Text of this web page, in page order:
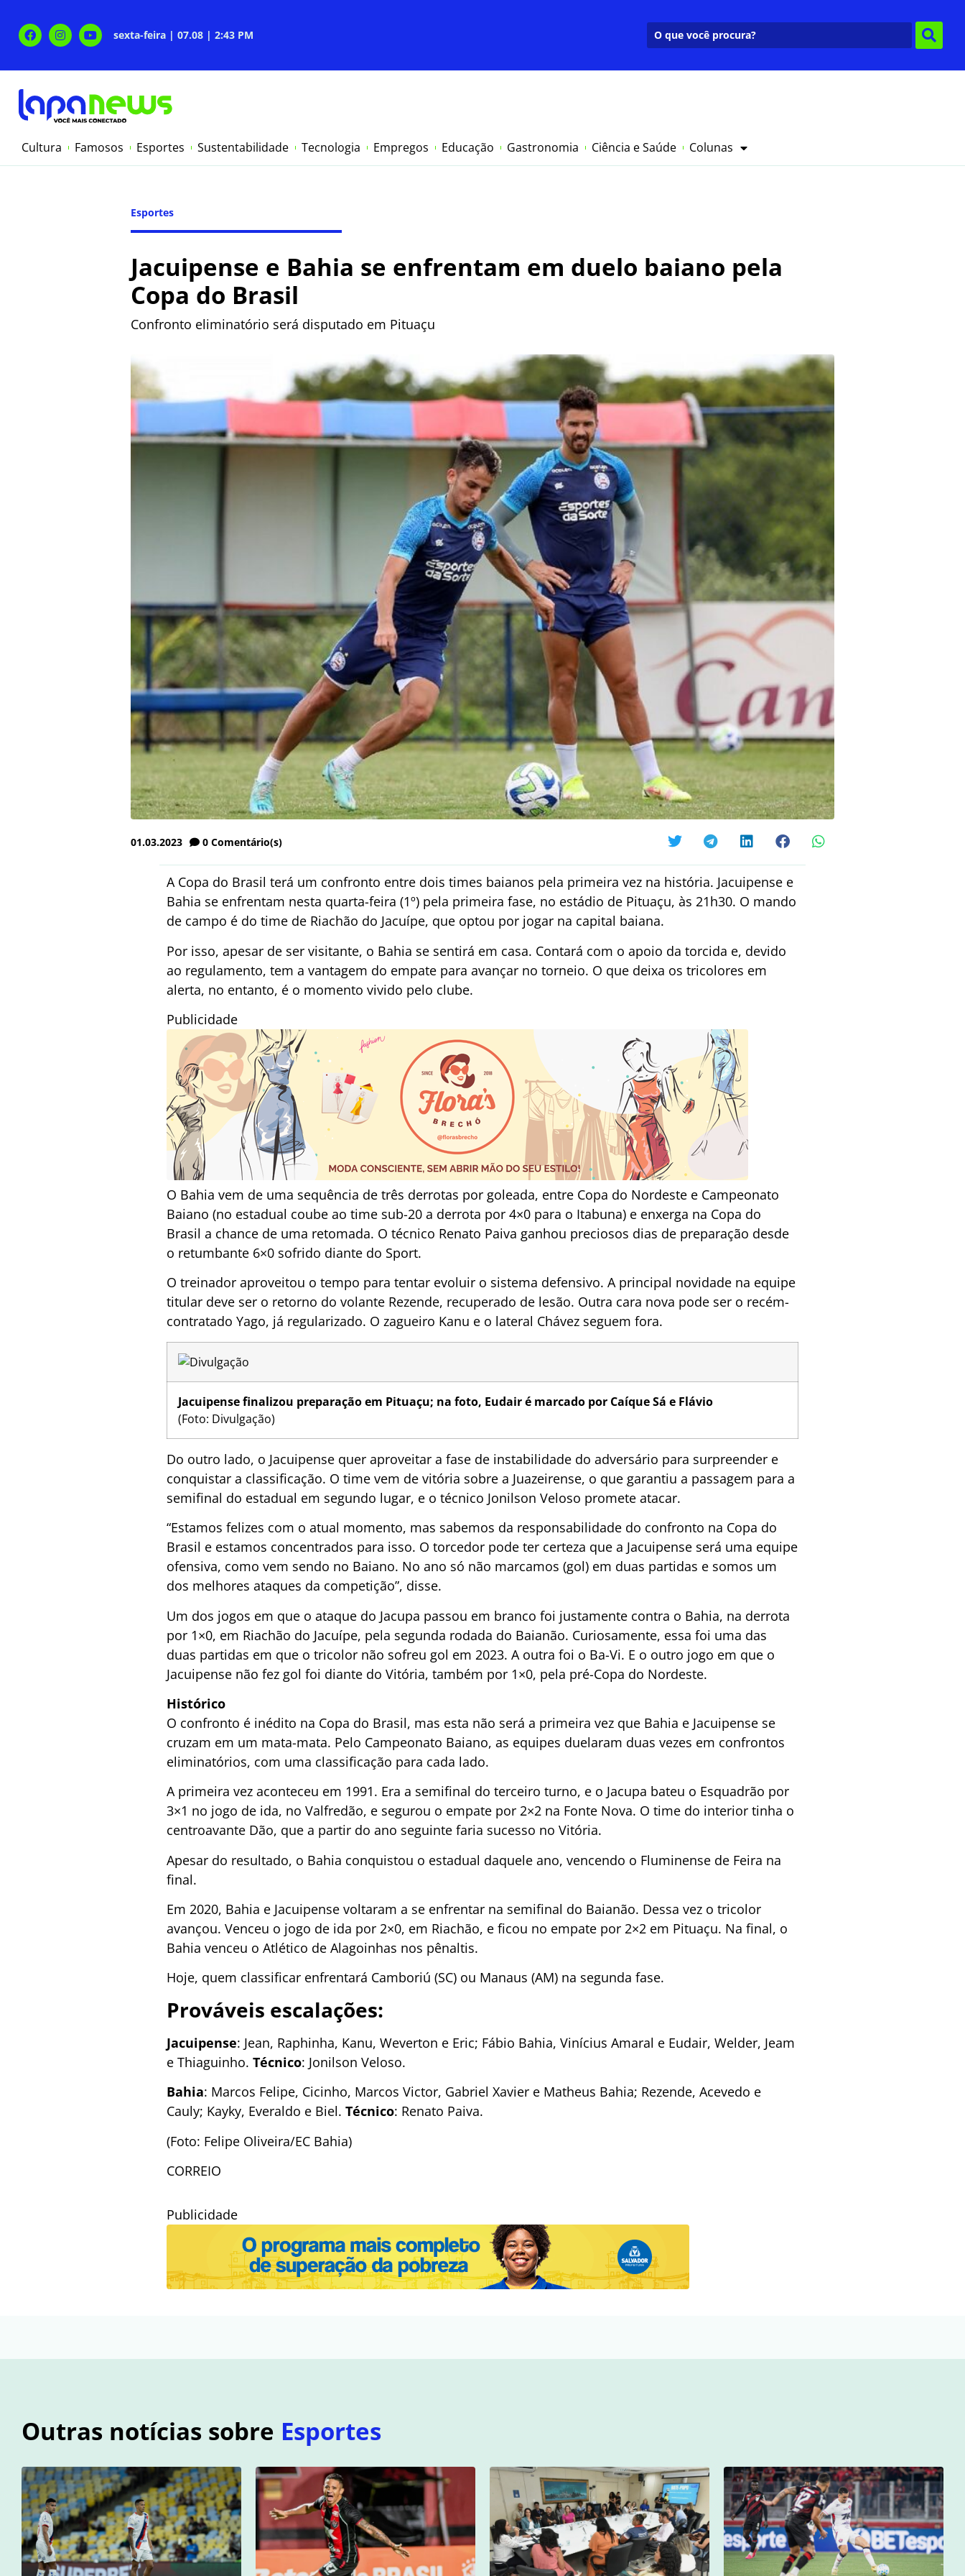
sexta-feira | 07.08 | 2:43 PM
Cultura Famosos Esportes Sustentabilidade Tecnologia Empregos Educação Gastronomia Ciência e Saúde Colunas
Esportes
Jacuipense e Bahia se enfrentam em duelo baiano pela
Copa do Brasil
Confronto eliminatório será disputado em Pituaçu
01.03.2023 0 Comentário(s)
A Copa do Brasil terá um confronto entre dois times baianos pela primeira vez na história. Jacuipense e
Bahia se enfrentam nesta quarta-feira (1º) pela primeira fase, no estádio de Pituaçu, às 21h30. O mando
de campo é do time de Riachão do Jacuípe, que optou por jogar na capital baiana.
Por isso, apesar de ser visitante, o Bahia se sentirá em casa. Contará com o apoio da torcida e, devido
ao regulamento, tem a vantagem do empate para avançar no torneio. O que deixa os tricolores em
alerta, no entanto, é o momento vivido pelo clube.
Publicidade
O Bahia vem de uma sequência de três derrotas por goleada, entre Copa do Nordeste e Campeonato
Baiano (no estadual coube ao time sub-20 a derrota por 4×0 para o Itabuna) e enxerga na Copa do
Brasil a chance de uma retomada. O técnico Renato Paiva ganhou preciosos dias de preparação desde
o retumbante 6×0 sofrido diante do Sport.
O treinador aproveitou o tempo para tentar evoluir o sistema defensivo. A principal novidade na equipe
titular deve ser o retorno do volante Rezende, recuperado de lesão. Outra cara nova pode ser o recém-
contratado Yago, já regularizado. O zagueiro Kanu e o lateral Chávez seguem fora.
Jacuipense finalizou preparação em Pituaçu; na foto, Eudair é marcado por Caíque Sá e Flávio
(Foto: Divulgação)
Do outro lado, o Jacuipense quer aproveitar a fase de instabilidade do adversário para surpreender e
conquistar a classificação. O time vem de vitória sobre a Juazeirense, o que garantiu a passagem para a
semifinal do estadual em segundo lugar, e o técnico Jonilson Veloso promete atacar.
“Estamos felizes com o atual momento, mas sabemos da responsabilidade do confronto na Copa do
Brasil e estamos concentrados para isso. O torcedor pode ter certeza que a Jacuipense será uma equipe
ofensiva, como vem sendo no Baiano. No ano só não marcamos (gol) em duas partidas e somos um
dos melhores ataques da competição”, disse.
Um dos jogos em que o ataque do Jacupa passou em branco foi justamente contra o Bahia, na derrota
por 1×0, em Riachão do Jacuípe, pela segunda rodada do Baianão. Curiosamente, essa foi uma das
duas partidas em que o tricolor não sofreu gol em 2023. A outra foi o Ba-Vi. E o outro jogo em que o
Jacuipense não fez gol foi diante do Vitória, também por 1×0, pela pré-Copa do Nordeste.
Histórico
O confronto é inédito na Copa do Brasil, mas esta não será a primeira vez que Bahia e Jacuipense se
cruzam em um mata-mata. Pelo Campeonato Baiano, as equipes duelaram duas vezes em confrontos
eliminatórios, com uma classificação para cada lado.
A primeira vez aconteceu em 1991. Era a semifinal do terceiro turno, e o Jacupa bateu o Esquadrão por
3×1 no jogo de ida, no Valfredão, e segurou o empate por 2×2 na Fonte Nova. O time do interior tinha o
centroavante Dão, que a partir do ano seguinte faria sucesso no Vitória.
Apesar do resultado, o Bahia conquistou o estadual daquele ano, vencendo o Fluminense de Feira na
final.
Em 2020, Bahia e Jacuipense voltaram a se enfrentar na semifinal do Baianão. Dessa vez o tricolor
avançou. Venceu o jogo de ida por 2×0, em Riachão, e ficou no empate por 2×2 em Pituaçu. Na final, o
Bahia venceu o Atlético de Alagoinhas nos pênaltis.
Hoje, quem classificar enfrentará Camboriú (SC) ou Manaus (AM) na segunda fase.
Prováveis escalações:
Jacuipense: Jean, Raphinha, Kanu, Weverton e Eric; Fábio Bahia, Vinícius Amaral e Eudair, Welder, Jeam
e Thiaguinho. Técnico: Jonilson Veloso.
Bahia: Marcos Felipe, Cicinho, Marcos Victor, Gabriel Xavier e Matheus Bahia; Rezende, Acevedo e
Cauly; Kayky, Everaldo e Biel. Técnico: Renato Paiva.
(Foto: Felipe Oliveira/EC Bahia)
CORREIO
Publicidade
Outras notícias sobre Esportes